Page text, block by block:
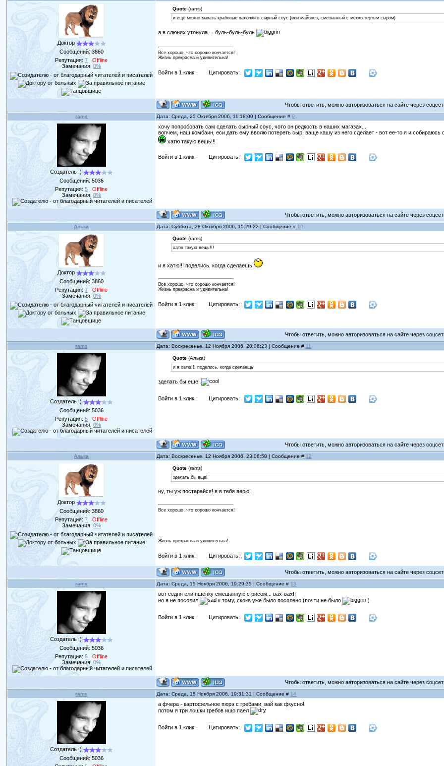
Доктор
Сообщений: 3860
Репутация:7
Offline
Замечания: 0%
Quote (rams)
и еще можно макать крабовые палочки в сырный соус (или майонез, смешанный с мелко тертым сыром)
я в слюнях утонула.... буль-буль-буль
Все хорошо, что хорошо кончается!
Жизнь прекрасна и удивительна!
Войти в 1 клик: Цитировать:
Чтобы ответить, можно авторизоваться на сайте через
rams Дата: Среда, 25 Октября 2006, 11:18:00 | Сообщение #9
Создатель :)
Сообщений: 5036
Репутация:5
Offline
Замечания: 0%
хочу попробовать сам сделать сырный соус, чото он редкость в наших магазах...
вопчем, наш комбаин, еси дать ему вволю потереть сыр, ваще кашу из него сделает - вот ее-то я и
хатю такую вещь!!!
Войти в 1 клик: Цитировать:
Чтобы ответить, можно авторизоваться на сайте через
Алька Дата: Суббота, 28 Октября 2006, 15:29:22 | Сообщение # 10
Доктор
Сообщений: 3860
Репутация:7
Offline
Замечания: 0%
Quote (rams)
хатю такую вещь!!!
и я хатю!!! поделись, когда сделаещь
Все хорошо, что хорошо кончается!
Жизнь прекрасна и удивительна!
Войти в 1 клик: Цитировать:
Чтобы ответить, можно авторизоваться на сайте через
rams Дата: Воскресенье, 12 Ноября 2006, 20:06:23 | Сообщение # 11
Создатель :)
Сообщений: 5036
Репутация:5
Offline
Замечания: 0%
Quote (Алька)
и я хатю!!! поделись, когда сделаещь
зделать бы еще!
Войти в 1 клик: Цитировать:
Чтобы ответить, можно авторизоваться на сайте через
Алька Дата: Воскресенье, 12 Ноября 2006, 23:06:58 | Сообщение # 12
Доктор
Сообщений: 3860
Репутация:7
Offline
Замечания: 0%
Quote (rams)
зделать бы еще!
ну, ты уж постарайся! я в тебя верю!
Все хорошо, что хорошо кончается!
Жизнь прекрасна и удивительна!
Войти в 1 клик: Цитировать:
Чтобы ответить, можно авторизоваться на сайте через
rams Дата: Среда, 15 Ноября 2006, 19:29:35 | Сообщение # 13
Создатель :)
Сообщений: 5036
Репутация:5
Offline
Замечания: 0%
вот сёдня ели пшёнку смешанную с рисом... вах-вах!!
но я не посолил
к тому, скока уже было посолено (почти не было )
Войти в 1 клик: Цитировать:
Чтобы ответить, можно авторизоваться на сайте через
rams Дата: Среда, 15 Ноября 2006, 19:31:31 | Сообщение # 14
Создатель :)
Сообщений: 5036
а фчера - картофельное пюрэ с гребами; вай как фкусно!
потом я три лошки гребов ищо паел
Войти в 1 клик: Цитировать: